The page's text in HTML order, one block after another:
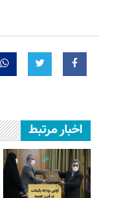
اخبار مرتبط